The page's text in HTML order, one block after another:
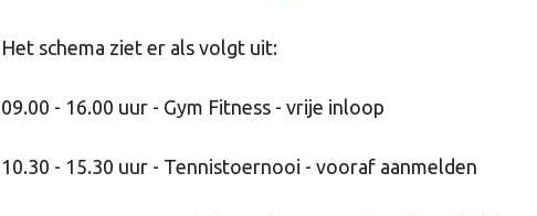
Het schema ziet er als volgt uit:
09.00 - 16.00 uur - Gym Fitness - vrije inloop
10.30 - 15.30 uur - Tennistoernooi - vooraf aanmelden